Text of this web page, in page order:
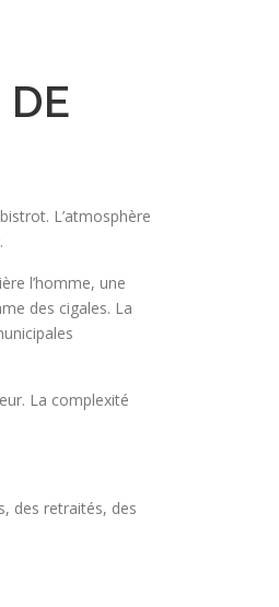
L’atmosphère
l’homme, une
des cigales. La
La complexité
des retraités, des